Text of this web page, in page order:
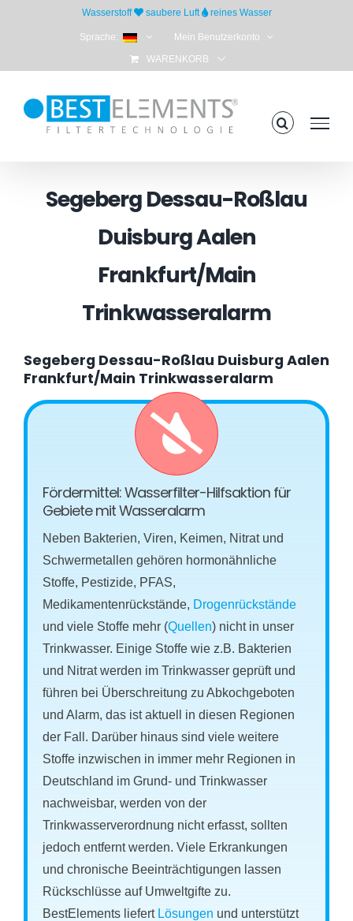
Wasserstoff saubere Luft reines Wasser
Sprache: Mein Benutzerkonto
WARENKORB
Segeberg Dessau-Roßlau
Duisburg Aalen
Frankfurt/Main
Trinkwasseralarm
Segeberg Dessau-Roßlau Duisburg Aalen
Frankfurt/Main Trinkwasseralarm
Fördermittel: Wasserfilter-Hilfsaktion für
Gebiete mit Wasseralarm
Neben Bakterien, Viren, Keimen, Nitrat und
Schwermetallen gehören hormonähnliche
Stoffe, Pestizide, PFAS,
Medikamentenrückstände, Drogenrückstände
und viele Stoffe mehr (Quellen) nicht in unser
Trinkwasser. Einige Stoffe wie z.B. Bakterien
und Nitrat werden im Trinkwasser geprüft und
führen bei Überschreitung zu Abkochgeboten
und Alarm, das ist aktuell in diesen Regionen
der Fall. Darüber hinaus sind viele weitere
Stoffe inzwischen in immer mehr Regionen in
Deutschland im Grund- und Trinkwasser
nachweisbar, werden von der
Trinkwasserverordnung nicht erfasst, sollten
jedoch entfernt werden. Viele Erkrankungen
und chronische Beeinträchtigungen lassen
Rückschlüsse auf Umweltgifte zu.
BestElements liefert Lösungen und unterstützt